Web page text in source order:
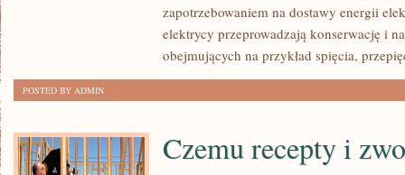
ELEKTRYCZNYCH.
zapotrzebowaniem na dostawy energii
elektrycy przeprowadzają konserwację i
obejmujących na przykład spięcia,
POSTED BY ADMIN
Czemu recepty i